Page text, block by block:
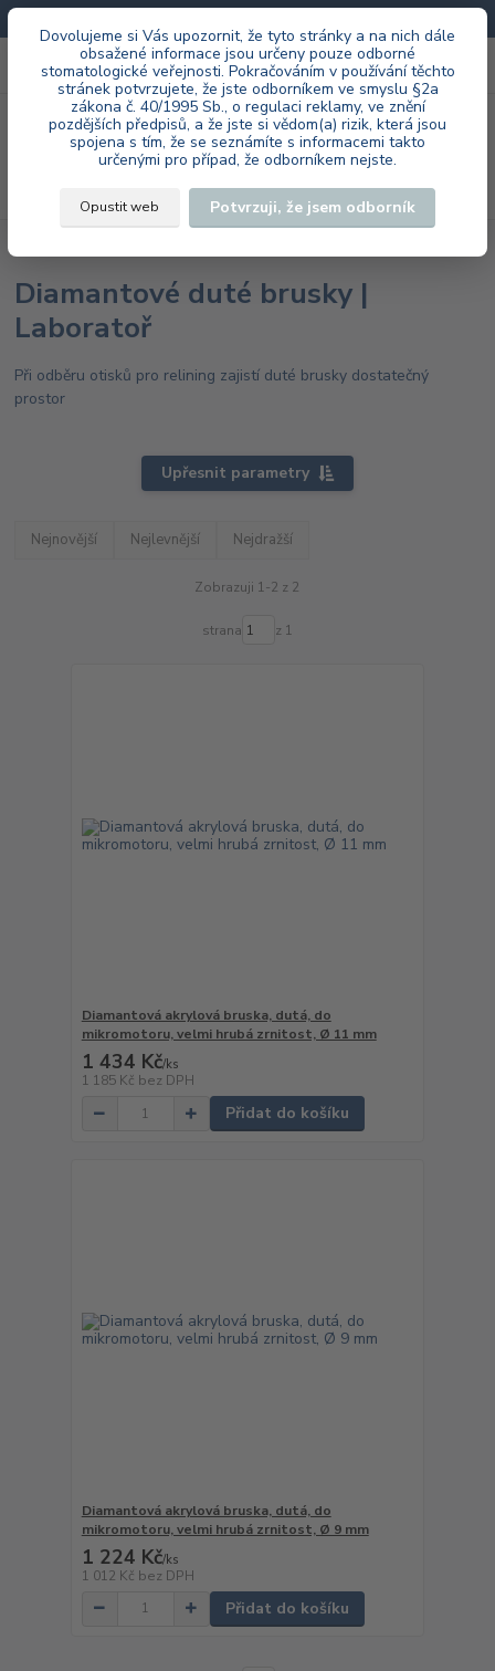
Dovolujeme si Vás upozornit, že tyto stránky a na nich dále
obsažené informace jsou určeny pouze odborné
stomatologické veřejnosti. Pokračováním v používání těchto
stránek potvrzujete, že jste odborníkem ve smyslu §2a
zákona č. 40/1995 Sb., o regulaci reklamy, ve znění
pozdějších předpisů, a že jste si vědom(a) rizik, která jsou
spojena s tím, že se seznámíte s informacemi takto
určenými pro případ, že odborníkem nejste.
Opustit web Potvrzuji, že jsem odborník
Menu
Hledat
+420 603 985 555 za0 Kč
Diamantové duté brusky |
Laboratoř
Při odběru otisků pro relining zajistí duté brusky dostatečný
prostor
Upřesnit parametry
Nejnovější Nejlevnější Nejdražší
Zobrazuji 1-2 z 2
strana z 1
Diamantová akrylová bruska, dutá, do
mikromotoru, velmi hrubá zrnitost, Ø 11 mm
1 434 Kč/ks
1 185 Kč bez DPH
Přidat do košíku
Diamantová akrylová bruska, dutá, do
mikromotoru, velmi hrubá zrnitost, Ø 9 mm
1 224 Kč/ks
1 012 Kč bez DPH
Přidat do košíku